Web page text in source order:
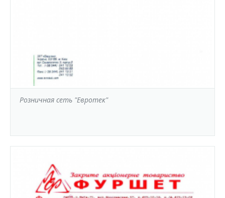
Розничная сеть "Евротек"